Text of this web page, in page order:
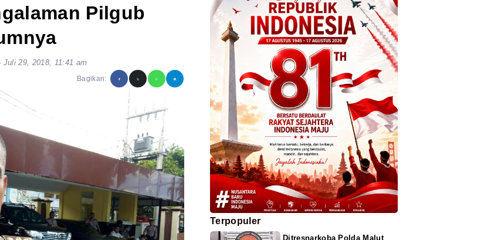
Pilgub
Juli 29, 2018, 11:41 am
Bagikan:
Terpopuler
Ditresnarkoba Polda Malut